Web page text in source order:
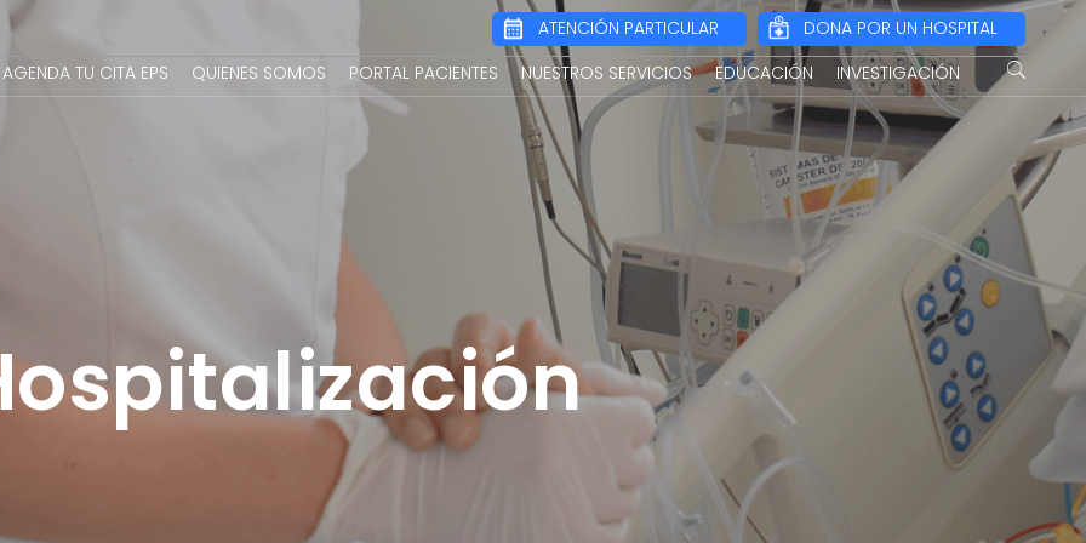
Main
ATENCIÓN PARTICULAR
DONA POR UN HOSPITAL
AGENDA TU CITA EPS
QUIENES SOMOS PORTAL PACIENTES NUESTROS SERVICIOS EDUCACIÓN INVESTIGACIÓN